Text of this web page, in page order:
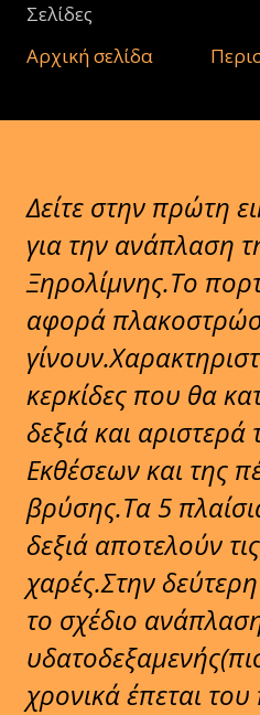
Σελίδες
Αρχική σελίδα
Δείτε στην πρώτη
για την ανάπλαση
Ξηρολίμνης.Το
αφορά
κερκίδες που θα
δεξιά και
Εκθέσεων και της
βρύσης.Τα 5
δεξιά αποτελούν
χαρές.Στην
το σχέδιο
χρονικά έπεται